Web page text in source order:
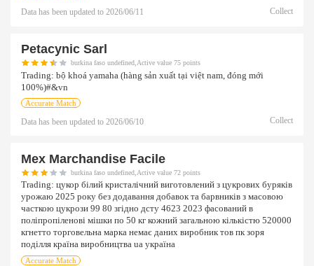
Data has been updated to 2026/06/11 Collect
Petacynic Sarl
burkina faso undefined,Active value 75 points
Trading: bộ khoá yamaha (hàng sản xuất tại việt nam, đóng mới
100%)#&vn
Accurate Match
Data has been updated to 2026/06/10 Collect
Mex Marchandise Facile
burkina faso undefined,Active value 72 points
Trading: цукор білий кристалічний виготовлений з цукрових буряків
урожаю 2025 року без додавання добавок та барвників з масовою
часткою цукрози 99 80 згідно дсту 4623 2023 фасований в
поліпропіленові мішки по 50 кг кожний загальною кількістю 520000
кгнетто торговельна марка немає даних виробник тов пк зоря
поділля країна виробництва ua україна
Accurate Match